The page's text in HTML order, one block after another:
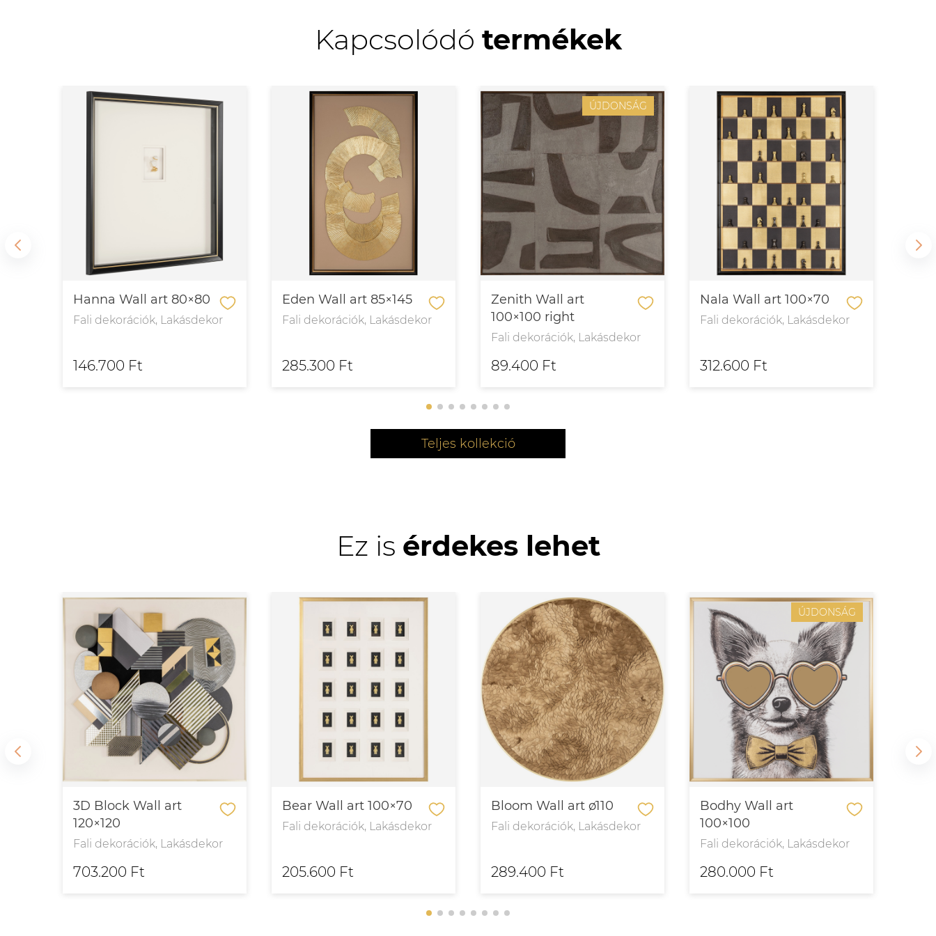
Kapcsolódó termékek
Hanna Wall art 80×80
Fali dekorációk, Lakásdekor
146.700 Ft
Eden Wall art 85×145
Fali dekorációk, Lakásdekor
285.300 Ft
ÚJDONSÁG
Zenith Wall art
100×100 right
Fali dekorációk, Lakásdekor
89.400 Ft
Nala Wall art 100×70
Fali dekorációk, Lakásdekor
312.600 Ft
Teljes kollekció
Ez is érdekes lehet
3D Block Wall art
120×120
Fali dekorációk, Lakásdekor
703.200 Ft
Bear Wall art 100×70
Fali dekorációk, Lakásdekor
205.600 Ft
Bloom Wall art ø110
Fali dekorációk, Lakásdekor
289.400 Ft
ÚJDONSÁG
Bodhy Wall art
100×100
Fali dekorációk, Lakásdekor
280.000 Ft